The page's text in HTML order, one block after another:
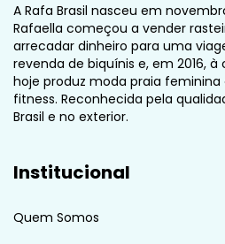
A Rafa Brasil nasceu em
Rafaella começou a vender
arrecadar dinheiro para uma
revenda de biquínis e, em 2016,
hoje produz moda praia feminina
fitness. Reconhecida pela
Brasil e no exterior.
Institucional
Quem Somos